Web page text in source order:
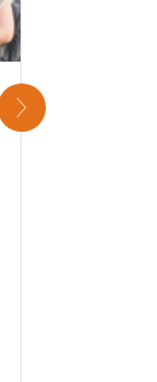
次のスライド